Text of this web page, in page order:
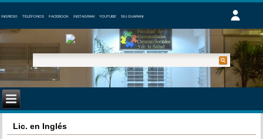
INGRESO TELÉFONOS FACEBOOK INSTAGRAM YOUTUBE SIU GUARANI
Lic. en Inglés